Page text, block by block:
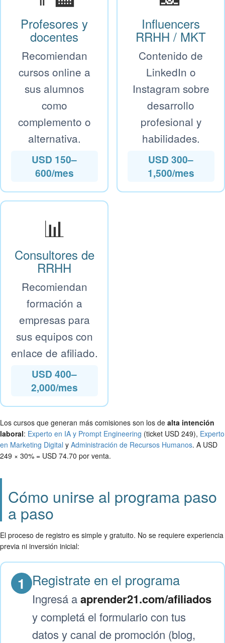
Profesores y
docentes
Recomiendan
cursos online a
sus alumnos
como
complemento o
alternativa.
USD 150–
600/mes
Influencers
RRHH / MKT
Contenido de
LinkedIn o
Instagram sobre
desarrollo
profesional y
habilidades.
USD 300–
1,500/mes
📊
Consultores de
RRHH
Recomiendan
formación a
empresas para
sus equipos con
enlace de afiliado.
USD 400–
2,000/mes
Los cursos que generan más comisiones son los de alta intención
laboral: Experto en IA y Prompt Engineering (ticket USD 249), Experto
en Marketing Digital y Administración de Recursos Humanos. A USD
249 × 30% = USD 74.70 por venta.
Cómo unirse al programa paso
a paso
El proceso de registro es simple y gratuito. No se requiere experiencia
previa ni inversión inicial:
1 Registrate en el programa
Ingresá aaprender21.com/afiliados
y completá el formulario con tus
datos y canal de promoción (blog,